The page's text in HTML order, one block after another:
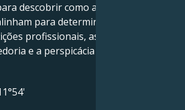
descobrir como as forças
para determinar o génio
profissionais, as conquistas
e a perspicácia de Freddie